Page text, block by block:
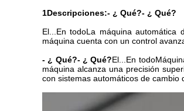
1Descripciones:- ¿ Qué?- ¿ Qué?
El... En todoLa máquina automática
máquina cuenta con un control
- ¿ Qué?- ¿ Qué?El... En todo
máquina alcanza una precisión
con sistemas automáticos de cambio